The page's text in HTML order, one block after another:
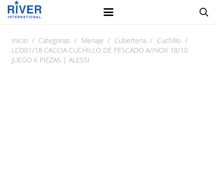
Inicio / Categorias / Menaje / Cuberteria / Cuchillo /
LCD01/18 CACCIA CUCHILLO DE PESCADO A/INOX 18/10
JUEGO 6 PIEZAS | ALESSI